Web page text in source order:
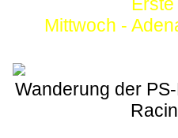
Mittwoch -
Wanderung der